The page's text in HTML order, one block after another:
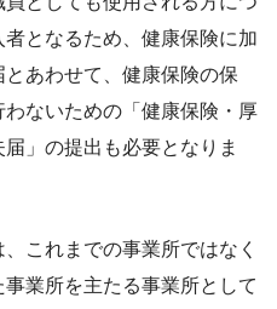
となるため、健康保険に加
あわせて、健康保険の保
ないための「健康保険・厚
」の提出も必要となりま
これまでの事業所ではなく
業所を主たる事業所として